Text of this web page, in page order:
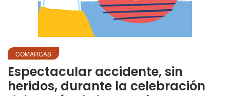
COMARCAS
Espectacular accidente, sin
heridos, durante la celebración